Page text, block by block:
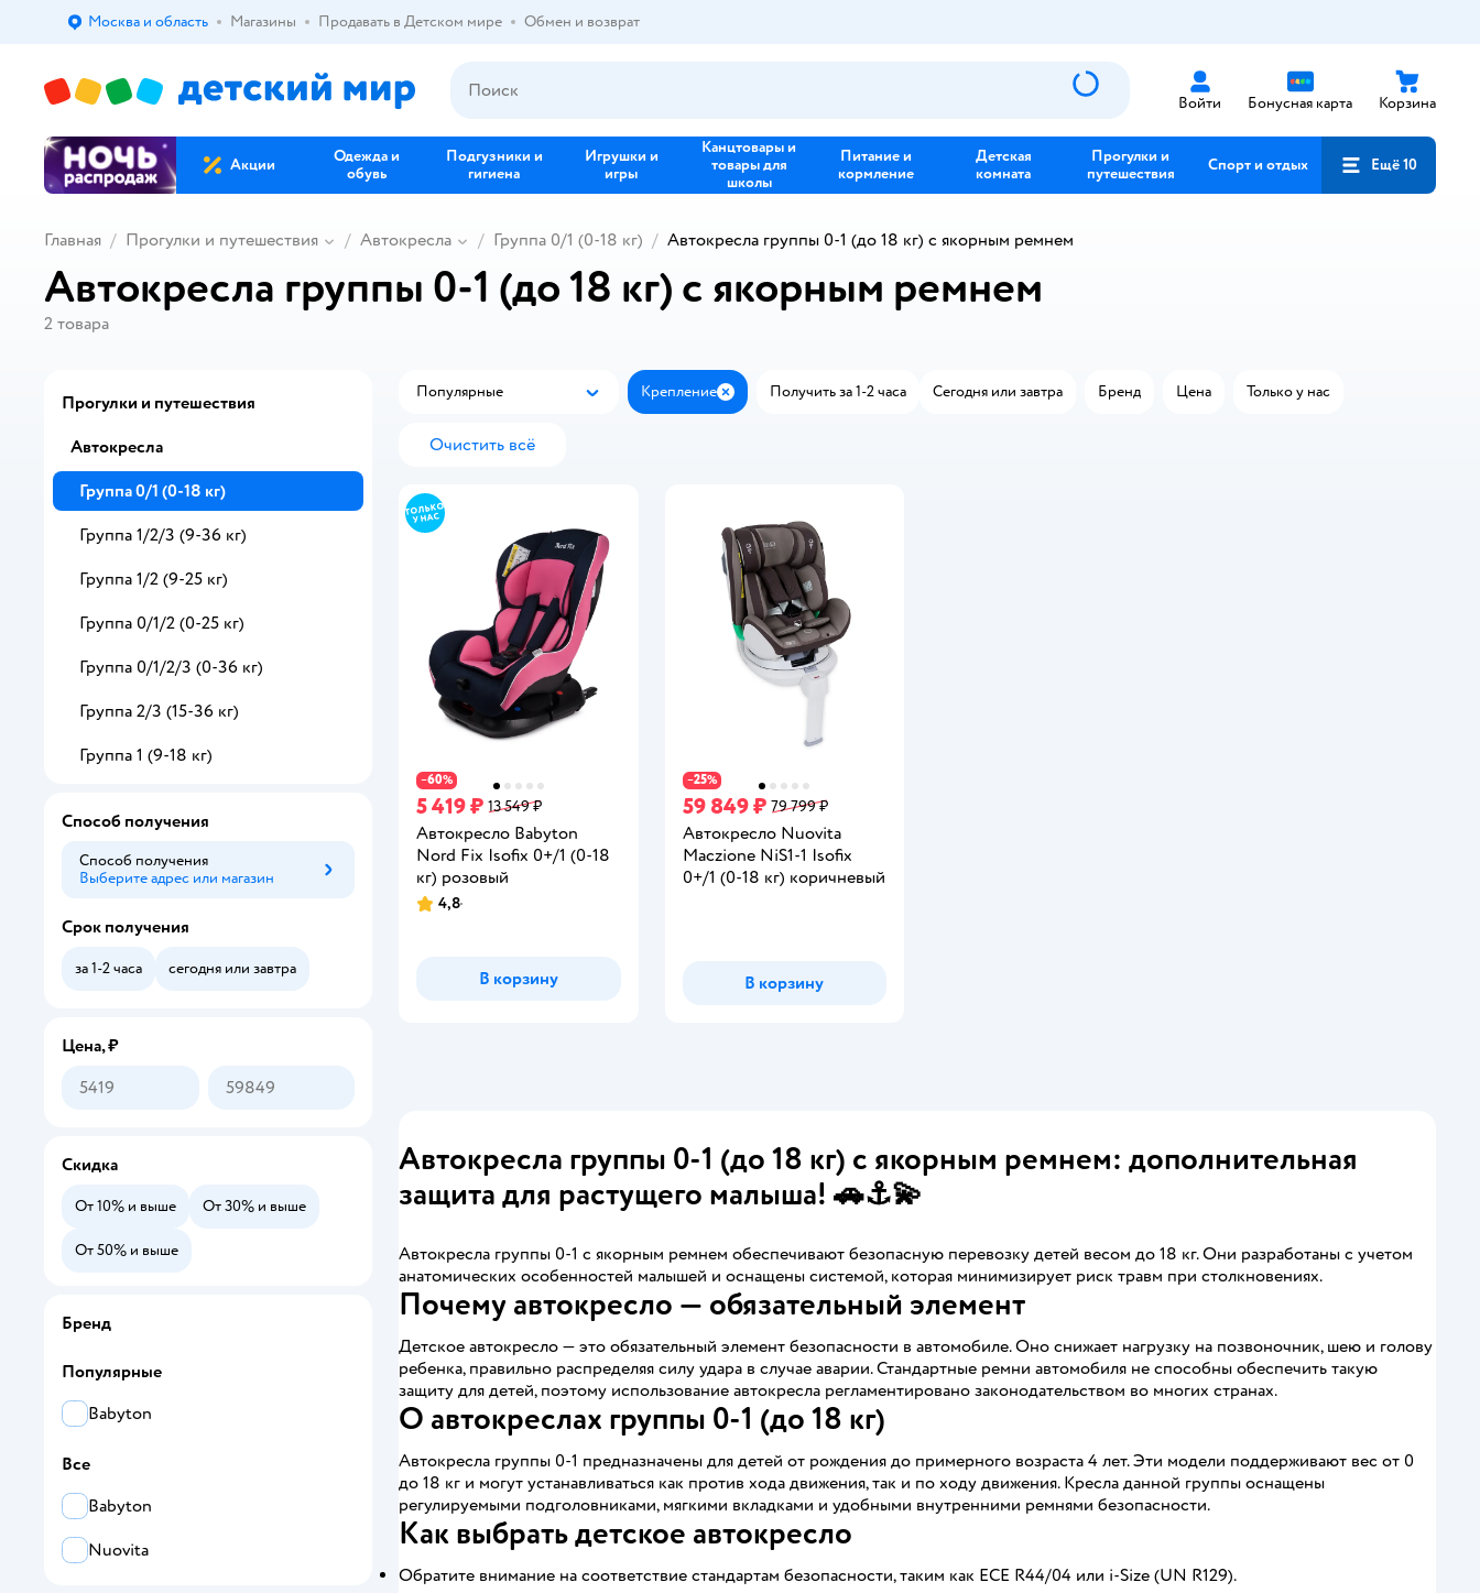
Выбор адреса доставки.
Москва и область Магазины Продавать в Детском мире Обмен и возврат
Войти Бонусная карта Корзина
Акции
Одежда и
обувь
Подгузники и
гигиена
Игрушки и
игры
Канцтовары и
товары для
школы
Питание и
кормление
Детская
комната
Прогулки и
путешествия
Спорт и отдых Ещё 10
Главная Прогулки и путешествия Автокресла Группа 0/1 (0-18 кг) Автокресла группы 0-1 (до 18 кг) с якорным ремнем
Автокресла группы 0-1 (до 18 кг) с якорным ремнем
2 товара
Популярные
Популярные Крепление ЗакрытьПолучить за 1-2 часа Сегодня или завтра Бренд Цена Только у нас
Очистить всё
−60%
5 419 ₽ 13 549 ₽
Автокресло Babyton
Nord Fix Isofix 0+/1 (0-18
кг) розовый
Рейтинг:
4,8
В корзину
−25%
59 849 ₽ 79 799 ₽
Автокресло Nuovita
Maczione NiS1-1 Isofix
0+/1 (0-18 кг) коричневый
В корзину
Автокресла группы 0-1 (до 18 кг) с якорным ремнем: дополнительная
защита для растущего малыша! 🚗⚓💫
Автокресла группы 0-1 с якорным ремнем обеспечивают безопасную перевозку детей весом до 18 кг. Они разработаны с учетом
анатомических особенностей малышей и оснащены системой, которая минимизирует риск травм при столкновениях.
Почему автокресло — обязательный элемент
Детское автокресло — это обязательный элемент безопасности в автомобиле. Оно снижает нагрузку на позвоночник, шею и голову
ребенка, правильно распределяя силу удара в случае аварии. Стандартные ремни автомобиля не способны обеспечить такую
защиту для детей, поэтому использование автокресла регламентировано законодательством во многих странах.
О автокреслах группы 0-1 (до 18 кг)
Автокресла группы 0-1 предназначены для детей от рождения до примерного возраста 4 лет. Эти модели поддерживают вес от 0
до 18 кг и могут устанавливаться как против хода движения, так и по ходу движения. Кресла данной группы оснащены
регулируемыми подголовниками, мягкими вкладками и удобными внутренними ремнями безопасности.
Как выбрать детское автокресло
Обратите внимание на соответствие стандартам безопасности, таким как ECE R44/04 или i-Size (UN R129).
Прогулки и путешествия
Автокресла
Группа 0/1 (0-18 кг)
Группа 1/2/3 (9-36 кг)
Группа 1/2 (9-25 кг)
Группа 0/1/2 (0-25 кг)
Группа 0/1/2/3 (0-36 кг)
Группа 2/3 (15-36 кг)
Группа 1 (9-18 кг)
Способ получения
Способ получения
Выберите адрес или магазин
Способ получения
Срок получения
за 1-2 часа сегодня или завтра
Цена, ₽
Скидка
От 10% и выше От 30% и выше
От 50% и выше
Бренд
Популярные
Babyton
Все
Babyton
Nuovita